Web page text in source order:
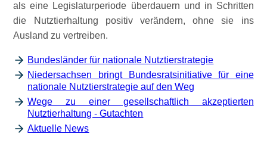
als eine Legislaturperiode überdauern und in Schritten
die Nutztierhaltung positiv verändern, ohne sie ins
Ausland zu vertreiben.
Bundesländer für nationale Nutztierstrategie
Niedersachsen bringt Bundesratsinitiative für eine
nationale Nutztierstrategie auf den Weg
Wege zu einer gesellschaftlich akzeptierten
Nutztierhaltung - Gutachten
Aktuelle News